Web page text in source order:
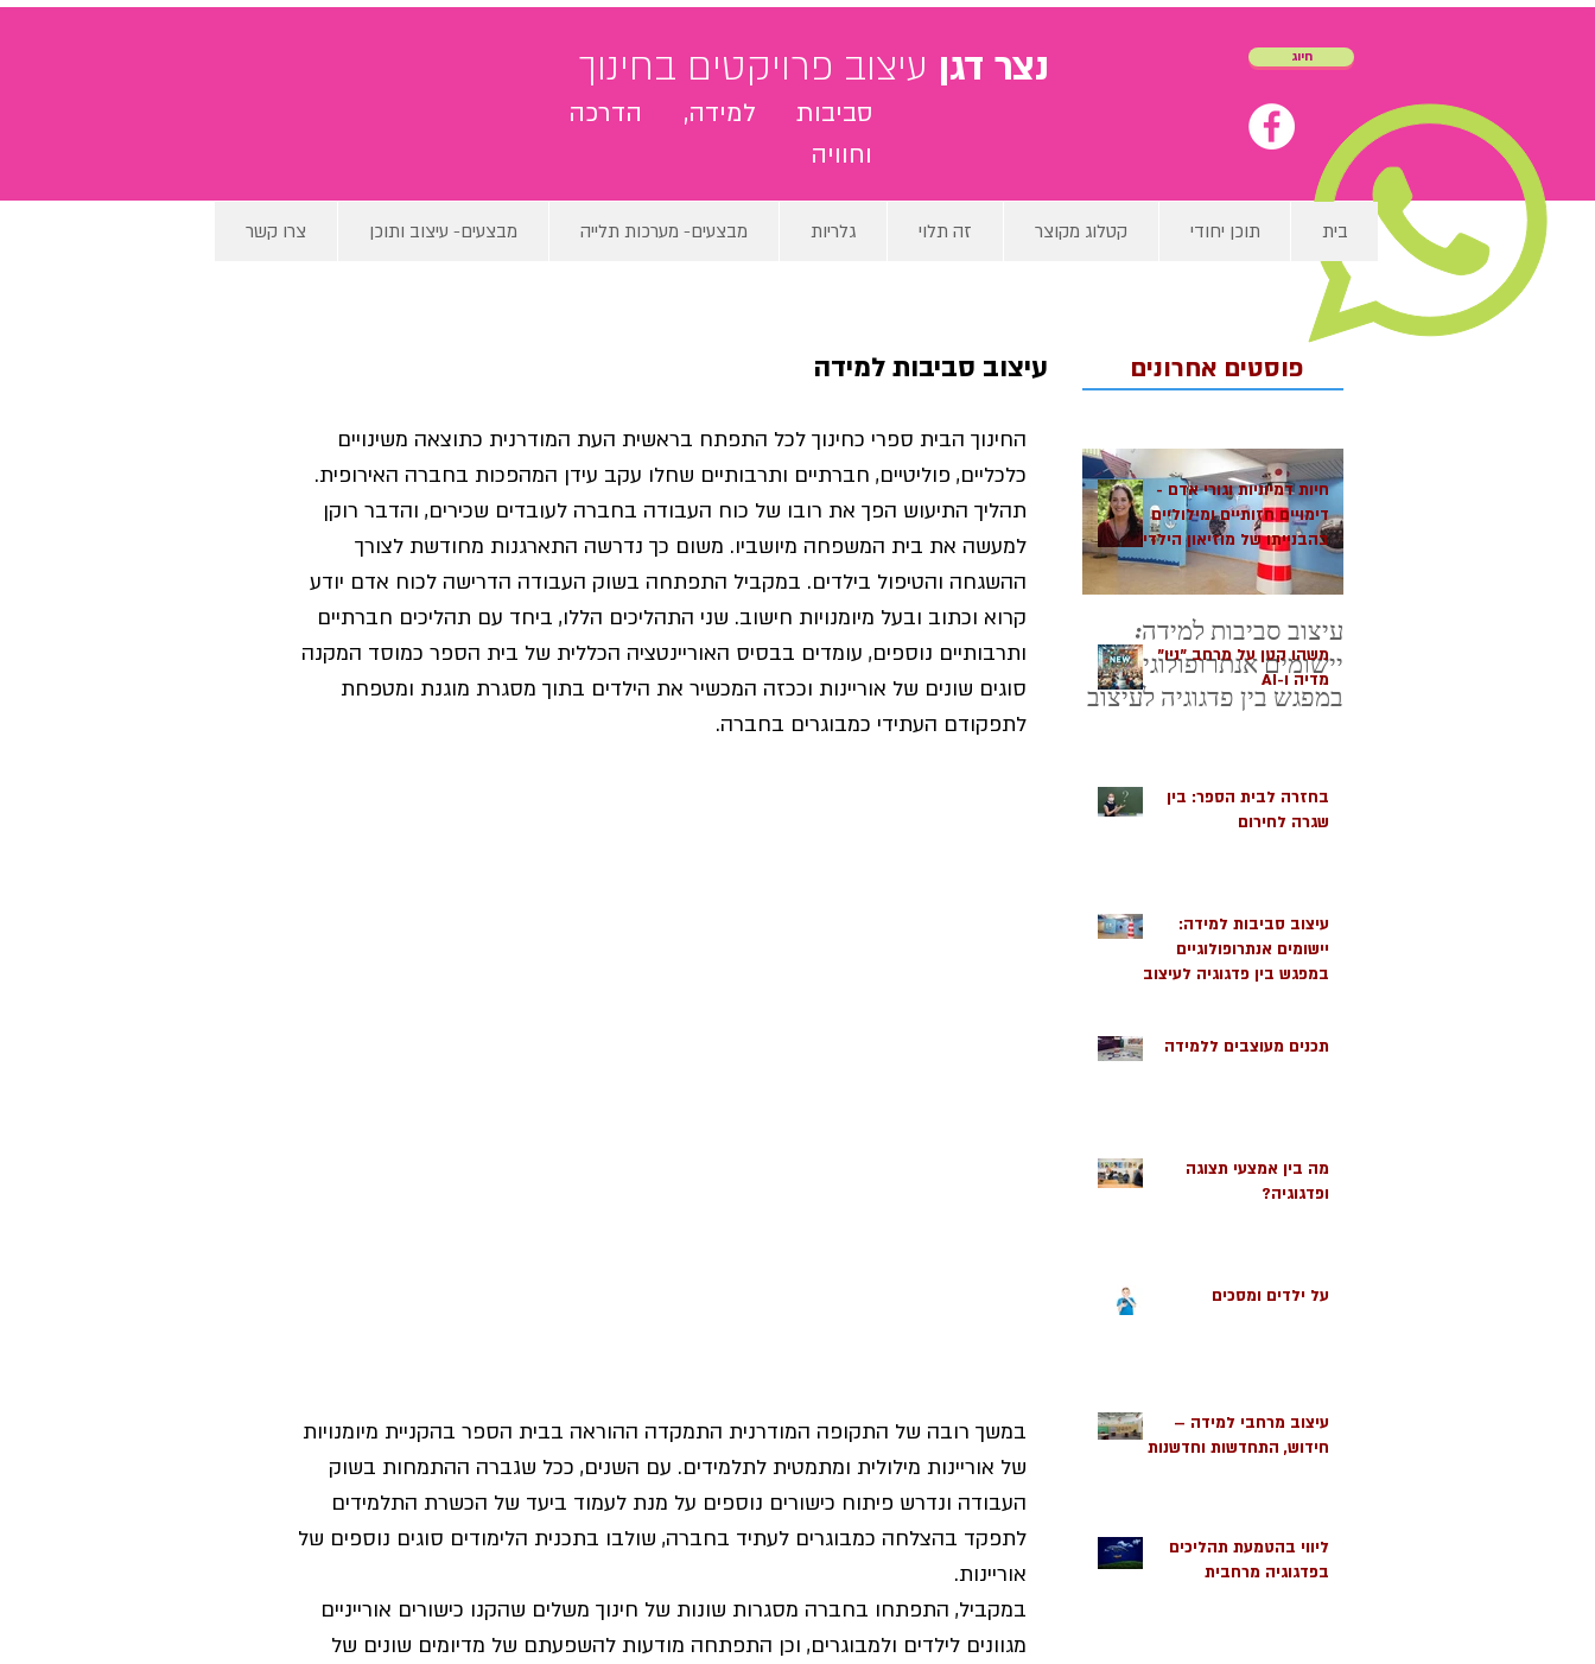
סביבות למידה, הדרכה
וחוויה
נצר דגן עיצוב פרויקטים בחינוך חיוג
צרו קשר מבצעים- עיצוב ותוכן מבצעים- מערכות תלייה גלריות זה תלוי קטלוג מקוצר תוכן יחודי בית
עיצוב סביבות למידה
החינוך הבית ספרי כחינוך לכל התפתח בראשית העת המודרנית כתוצאה משינויים
כלכליים, פוליטיים, חברתיים ותרבותיים שחלו עקב עידן המהפכות בחברה האירופית.
תהליך התיעוש הפך את רובו של כוח העבודה בחברה לעובדים שכירים, והדבר רוקן
למעשה את בית המשפחה מיושביו. משום כך נדרשה התארגנות מחודשת לצורך
ההשגחה והטיפול בילדים. במקביל התפתחה בשוק העבודה הדרישה לכוח אדם יודע
קרוא וכתוב ובעל מיומנויות חישוב. שני התהליכים הללו, ביחד עם תהליכים חברתיים
ותרבותיים נוספים, עומדים בבסיס האוריינטציה הכללית של בית הספר כמוסד המקנה
סוגים שונים של אוריינות וככזה המכשיר את הילדים בתוך מסגרת מוגנת ומטפחת
לתפקודם העתידי כמבוגרים בחברה.
במשך רובה של התקופה המודרנית התמקדה ההוראה בבית הספר בהקניית מיומנויות
של אוריינות מילולית ומתמטית לתלמידים. עם השנים, ככל שגברה ההתמחות בשוק
העבודה ונדרש פיתוח כישורים נוספים על מנת לעמוד ביעד של הכשרת התלמידים
לתפקד בהצלחה כמבוגרים לעתיד בחברה, שולבו בתכנית הלימודים סוגים נוספים של
אוריינות.
במקביל, התפתחו בחברה מסגרות שונות של חינוך משלים שהקנו כישורים אורייניים
מגוונים לילדים ולמבוגרים, וכן התפתחה מודעות להשפעתם של מדיומים שונים של
פוסטים אחרונים
עיצוב סביבות למידה:
יישומים אנתרופולוגיים
במפגש בין פדגוגיה לעיצוב
חיות דמיוניות וגורי אדם -
דימויים חזותיים ומילוליים
בהבנייתו של מוזיאון הילדים
הישראלי בחולון כמרחב
שמיטיב עם ילדים
משהו קטן על מרחב "ניו"
מדיה ו-AI
בחזרה לבית הספר: בין
שגרה לחירום
עיצוב סביבות למידה:
יישומים אנתרופולוגיים
במפגש בין פדגוגיה לעיצוב
תכנים מעוצבים ללמידה
מה בין אמצעי תצוגה
ופדגוגיה?
על ילדים ומסכים
עיצוב מרחבי למידה –
חידוש, התחדשות וחדשנות
ליווי בהטמעת תהליכים
בפדגוגיה מרחבית